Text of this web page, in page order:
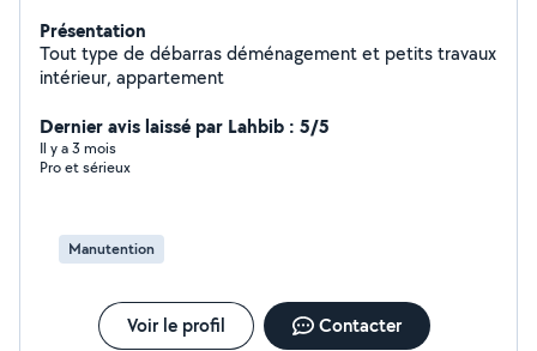
Présentation
Tout type de débarras déménagement et petits travaux
intérieur, appartement
Dernier avis laissé par Lahbib : 5/5
Il y a 3 mois
Pro et sérieux
Manutention
Voir le profil Contacter